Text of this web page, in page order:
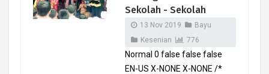
Sekolah - Sekolah
13 Nov 2019
Bayu
Kesenian
776
Normal 0 false false false
EN-US X-NONE X-NONE /*